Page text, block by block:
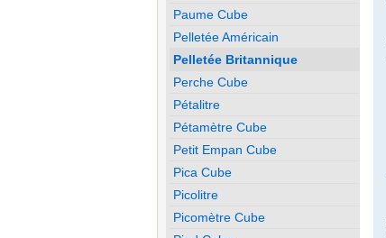
Paume Cube
Pelletée Américain
Pelletée Britannique
Perche Cube
Pétalitre
Pétamètre Cube
Petit Empan Cube
Pica Cube
Picolitre
Picomètre Cube